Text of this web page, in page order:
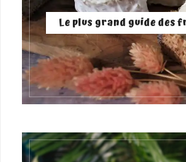
Le plus grand guide des